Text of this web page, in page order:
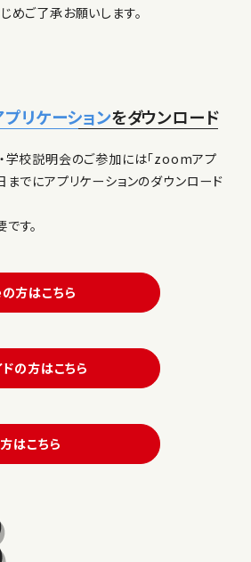
めご了承お願いします。
プリケーションをダウンロード
学校説明会のご参加には「zoomアプ
までにアプリケーションのダウンロード
す。
方はこちら
の方はこちら
はこちら